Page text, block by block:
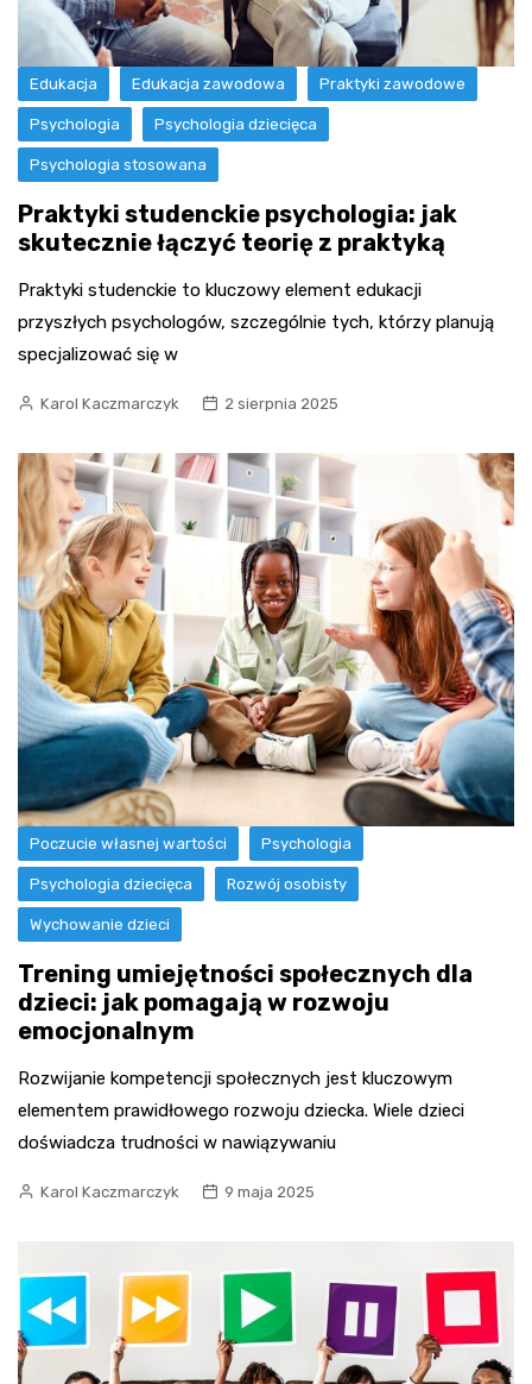
Edukacja Edukacja zawodowa Praktyki zawodowe
Psychologia Psychologia dziecięca
Psychologia stosowana
Praktyki studenckie psychologia: jak
skutecznie łączyć teorię z praktyką
Praktyki studenckie to kluczowy element edukacji
przyszłych psychologów, szczególnie tych, którzy planują
specjalizować się w
Karol Kaczmarczyk 2 sierpnia 2025
Poczucie własnej wartości Psychologia
Psychologia dziecięca Rozwój osobisty
Wychowanie dzieci
Trening umiejętności społecznych dla
dzieci: jak pomagają w rozwoju
emocjonalnym
Rozwijanie kompetencji społecznych jest kluczowym
elementem prawidłowego rozwoju dziecka. Wiele dzieci
doświadcza trudności w nawiązywaniu
Karol Kaczmarczyk 9 maja 2025